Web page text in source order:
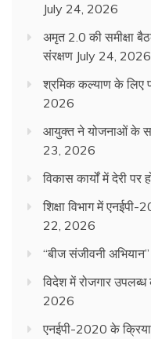
July 24, 2026
अमृत 2.0 की समीक्षा
संरक्षण July 24, 2026
श्रमिक कल्याण के लिए
2026
आयुक्त ने योजनाओं के
23, 2026
विकास कार्यों में देरी पर
शिक्षा विभाग में
22, 2026
“बीज संजीवनी
विदेश में रोजगार
2026
एनईपी-2020 के